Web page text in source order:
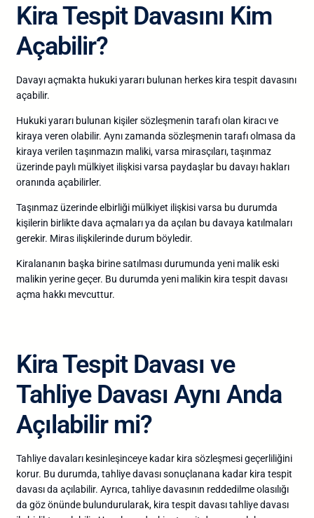
Kira Tespit Davasını Kim
Açabilir?
Davayı açmakta hukuki yararı bulunan herkes kira tespit davasını
açabilir.
Hukuki yararı bulunan kişiler sözleşmenin tarafı olan kiracı ve
kiraya veren olabilir. Aynı zamanda sözleşmenin tarafı olmasa da
kiraya verilen taşınmazın maliki, varsa mirasçıları, taşınmaz
üzerinde paylı mülkiyet ilişkisi varsa paydaşlar bu davayı hakları
oranında açabilirler.
Taşınmaz üzerinde elbirliği mülkiyet ilişkisi varsa bu durumda
kişilerin birlikte dava açmaları ya da açılan bu davaya katılmaları
gerekir. Miras ilişkilerinde durum böyledir.
Kiralananın başka birine satılması durumunda yeni malik eski
malikin yerine geçer. Bu durumda yeni malikin kira tespit davası
açma hakkı mevcuttur.
Kira Tespit Davası ve
Tahliye Davası Aynı Anda
Açılabilir mi?
Tahliye davaları kesinleşinceye kadar kira sözleşmesi geçerliliğini
korur. Bu durumda, tahliye davası sonuçlanana kadar kira tespit
davası da açılabilir. Ayrıca, tahliye davasının reddedilme olasılığı
da göz önünde bulundurularak, kira tespit davası tahliye davası